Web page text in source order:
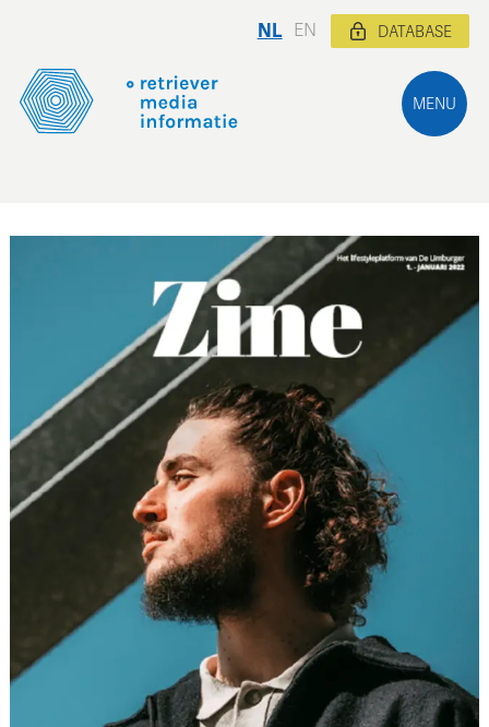
MENU
NL EN DATABASE